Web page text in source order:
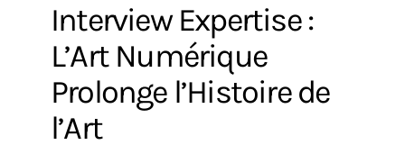
Interview Expertise :
L’Art Numérique
Prolonge l’Histoire de
l’Art